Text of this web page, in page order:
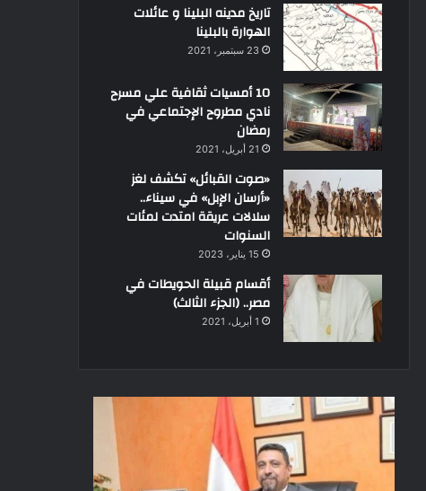
تاريخ مدينه البلينا و عائلات
الهوارة بالبلينا
23 سبتمبر، 2021
10 أمسيات ثقافية علي مسرح
نادي مطروح الإجتماعي في
رمضان
21 أبريل، 2021
«صوت القبائل» تكشف لغز
«أرسان الإبل» في سيناء..
سلالات عريقة امتدت لمئات
السنوات
15 يناير، 2023
أقسام قبيلة الحويطات في
مصر.. (الجزء الثالث)
1 أبريل، 2021